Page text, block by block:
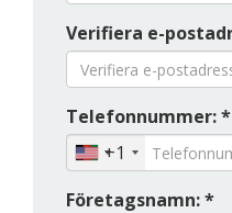
Verifiera e-
Telefonnummer: *
+1
Företagsnamn: *